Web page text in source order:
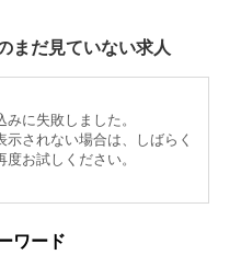
まだ見ていない求人
に失敗しました。
されない場合は、しばらく
お試しください。
ワード